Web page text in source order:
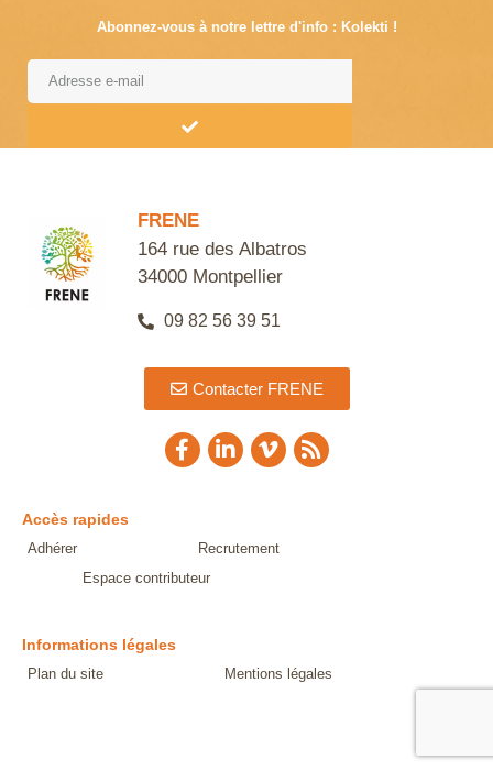
Abonnez-vous à notre lettre d'info : Kolekti !
FRENE
164 rue des Albatros
34000 Montpellier
09 82 56 39 51
Contacter FRENE
Accès rapides
Adhérer
Recrutement
Espace contributeur
Informations légales
Plan du site Mentions légales